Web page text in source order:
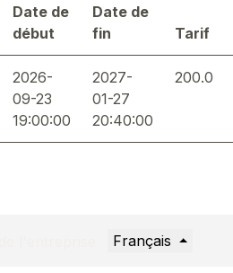
Date de
début
Date de
fin
Tarif
2026-
09-23
19:00:00
2027-
01-27
20:40:00
200.0
Français